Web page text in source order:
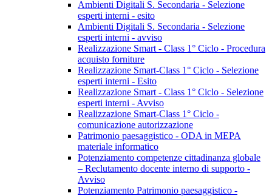
Ambienti Digitali S. Secondaria - Selezione
esperti interni - esito
Ambienti Digitali S. Secondaria - Selezione
esperti interni - avviso
Realizzazione Smart - Class 1° Ciclo - Procedura
acquisto forniture
Realizzazione Smart-Class 1° Ciclo - Selezione
esperti interni - Esito
Realizzazione Smart - Class 1° Ciclo - Selezione
esperti interni - Avviso
Realizzazione Smart-Class 1° Ciclo -
comunicazione autorizzazione
Patrimonio paesaggistico - ODA in MEPA
materiale informatico
Potenziamento competenze cittadinanza globale
– Reclutamento docente interno di supporto -
Avviso
Potenziamento Patrimonio paesaggistico -